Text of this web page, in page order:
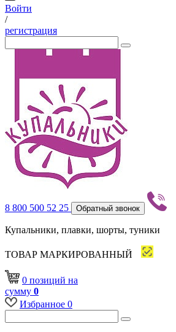
Войти
/
регистрация
8 800 500 52 25 Обратный звонок
Купальники, плавки, шорты, туники
ТОВАР МАРКИРОВАННЫЙ
0 позиций на
сумму 0
Избранное 0